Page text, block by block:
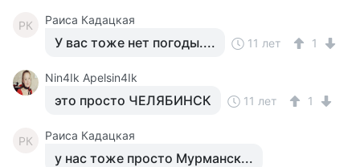
РК Раиса Кадацкая
У вас тоже нет погоды.... 11 лет 1
Nin4Ik Apelsin4Ik
это просто ЧЕЛЯБИНСК 11 лет 1
РК Раиса Кадацкая
у нас тоже просто Мурманск...